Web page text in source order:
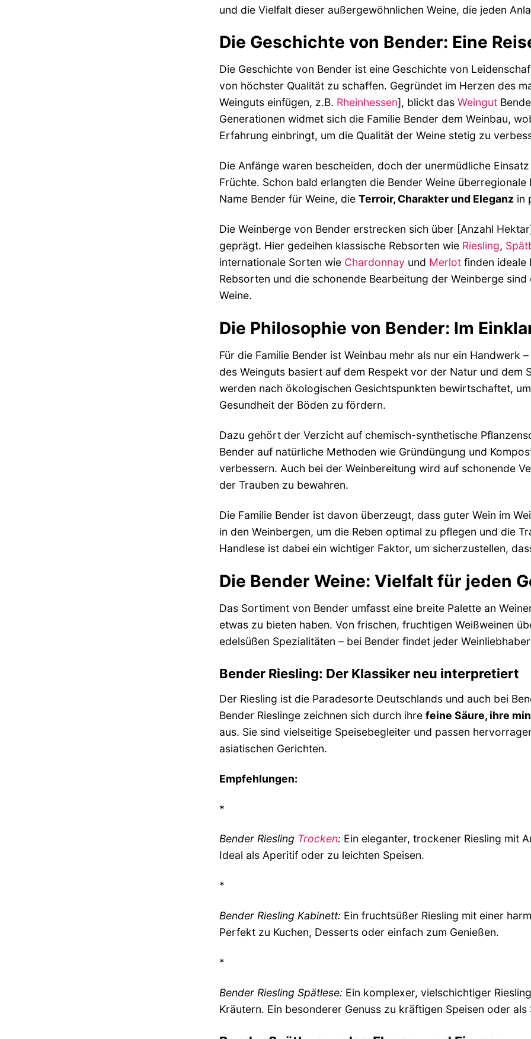
und die Vielfalt dieser außergewöhnlichen Weine, die jeden
Die Geschichte von Bender: Eine
Die Geschichte von Bender ist eine Geschichte von
von höchster Qualität zu schaffen. Gegründet im Herzen des
Weinguts einfügen, z.B. Rheinhessen], blickt das Weingut
Generationen widmet sich die Familie Bender dem Weinbau,
Erfahrung einbringt, um die Qualität der Weine stetig zu
Die Anfänge waren bescheiden, doch der unermüdliche
Früchte. Schon bald erlangten die Bender Weine
Name Bender für Weine, die Terroir, Charakter und Eleganz in
Die Weinberge von Bender erstrecken sich über [Anzahl
geprägt. Hier gedeihen klassische Rebsorten wie Riesling,
internationale Sorten wie Chardonnay und Merlotfinden ideale
Rebsorten und die schonende Bearbeitung der Weinberge
Weine.
Die Philosophie von Bender: Im
Für die Familie Bender ist Weinbau mehr als nur ein Handwerk
des Weinguts basiert auf dem Respekt vor der Natur und dem
werden nach ökologischen Gesichtspunkten bewirtschaftet,
Gesundheit der Böden zu fördern.
Dazu gehört der Verzicht auf chemisch-synthetische
Bender auf natürliche Methoden wie Gründüngung und
verbessern. Auch bei der Weinbereitung wird auf schonende
der Trauben zu bewahren.
Die Familie Bender ist davon überzeugt, dass guter Wein im
in den Weinbergen, um die Reben optimal zu pflegen und die
Handlese ist dabei ein wichtiger Faktor, um sicherzustellen,
Die Bender Weine: Vielfalt für jeden
Das Sortiment von Bender umfasst eine breite Palette an
etwas zu bieten haben. Von frischen, fruchtigen Weißweinen
edelsüßen Spezialitäten – bei Bender findet jeder
Bender Riesling: Der Klassiker neu interpretiert
Der Riesling ist die Paradesorte Deutschlands und auch bei
Bender Rieslinge zeichnen sich durch ihre feine Säure, ihre
aus. Sie sind vielseitige Speisebegleiter und passen
asiatischen Gerichten.
Empfehlungen:
*
Bender Riesling Trocken: Ein eleganter, trockener Riesling mit
Ideal als Aperitif oder zu leichten Speisen.
*
Bender Riesling Kabinett: Ein fruchtsüßer Riesling mit einer
Perfekt zu Kuchen, Desserts oder einfach zum Genießen.
*
Bender Riesling Spätlese: Ein komplexer, vielschichtiger
Kräutern. Ein besonderer Genuss zu kräftigen Speisen oder als